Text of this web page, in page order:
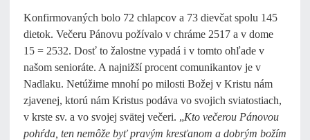
Konfirmovaných bolo 72 chlapcov a 73 dievčat spolu 145
dietok. Večeru Pánovu požívalo v chráme 2517 a v dome
15 = 2532. Dosť to žalostne vypadá i v tomto ohľade v
našom senioráte. A najnižší procent comunikantov je v
Nadlaku. Netúžime mnohí po milosti Božej v Kristu nám
zjavenej, ktorú nám Kristus podáva vo svojich sviatostiach,
v krste sv. a vo svojej svätej večeri. „Kto večerou Pánovou
pohŕda, ten nemôže byť pravým kresťanom a dobrým božím